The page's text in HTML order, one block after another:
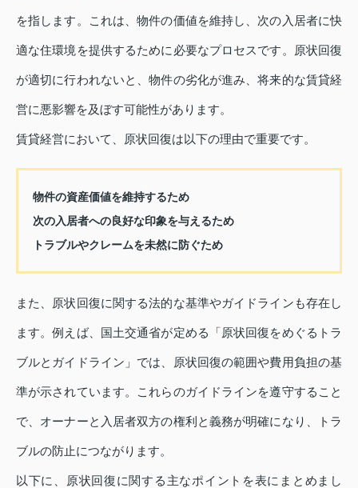
を指します。これは、物件の価値を維持し、次の入居者に快
適な住環境を提供するために必要なプロセスです。原状回復
が適切に行われないと、物件の劣化が進み、将来的な賃貸経
営に悪影響を及ぼす可能性があります。
賃貸経営において、原状回復は以下の理由で重要です。
物件の資産価値を維持するため
次の入居者への良好な印象を与えるため
トラブルやクレームを未然に防ぐため
また、原状回復に関する法的な基準やガイドラインも存在し
ます。例えば、国土交通省が定める「原状回復をめぐるトラ
ブルとガイドライン」では、原状回復の範囲や費用負担の基
準が示されています。これらのガイドラインを遵守すること
で、オーナーと入居者双方の権利と義務が明確になり、トラ
ブルの防止につながります。
以下に、原状回復に関する主なポイントを表にまとめまし